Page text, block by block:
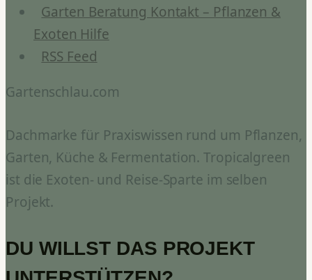
Garten Beratung Kontakt – Pflanzen &
Exoten Hilfe
RSS Feed
Gartenschlau.com
Dachmarke für Praxiswissen rund um Pflanzen,
Garten, Küche & Fermentation. Tropicalgreen
ist die Exoten- und Reise-Sparte im selben
Projekt.
DU WILLST DAS PROJEKT